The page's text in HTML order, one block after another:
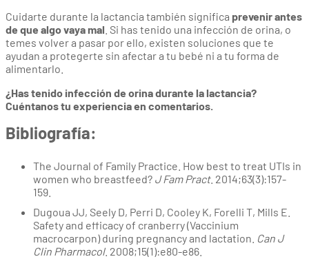
Cuidarte durante la lactancia también significa prevenir antes
de que algo vaya mal . Si has tenido una infección de orina, o
temes volver a pasar por ello, existen soluciones que te
ayudan a protegerte sin afectar a tu bebé ni a tu forma de
alimentarlo.
¿Has tenido infección de orina durante la lactancia?
Cuéntanos tu experiencia en comentarios.
Bibliografía:
The Journal of Family Practice. How best to treat UTIs in
women who breastfeed? J Fam Pract. 2014;63(3):157-
159.
Dugoua JJ, Seely D, Perri D, Cooley K, Forelli T, Mills E.
Safety and efficacy of cranberry (Vaccinium
macrocarpon) during pregnancy and lactation. Can J
Clin Pharmacol. 2008;15(1):e80-e86.